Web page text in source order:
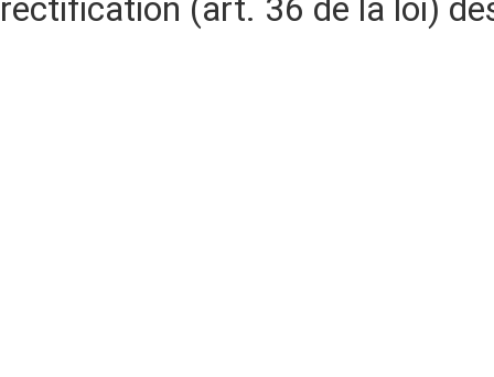
rectification (art. 36 de la loi)